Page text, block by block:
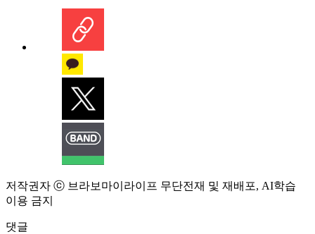
저작권자 ⓒ 브라보마이라이프 무단전재 및 재배포, AI학습
이용 금지
댓글